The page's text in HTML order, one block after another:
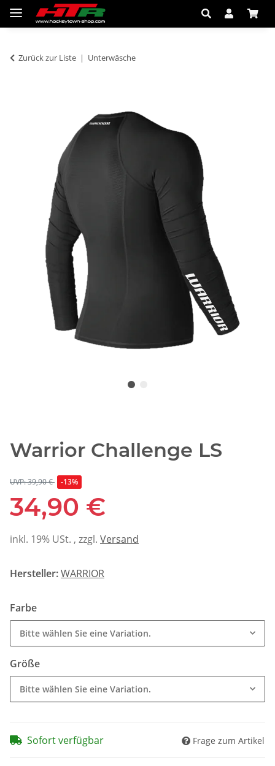
Zurück zur Liste Unterwäsche
Warrior Challenge LS
UVP: 39,90 € -13%
34,90 €
inkl. 19% USt. , zzgl. Versand
Hersteller:WARRIOR
Farbe
Bitte wählen Sie eine Variation.
Größe
Bitte wählen Sie eine Variation.
Sofort verfügbar Frage zum Artikel